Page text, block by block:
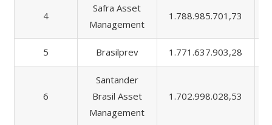
4
Safra Asset
Management
1.788.985.701,73
5 Brasilprev 1.771.637.903,28
6
Santander
Brasil Asset
Management
1.702.998.028,53